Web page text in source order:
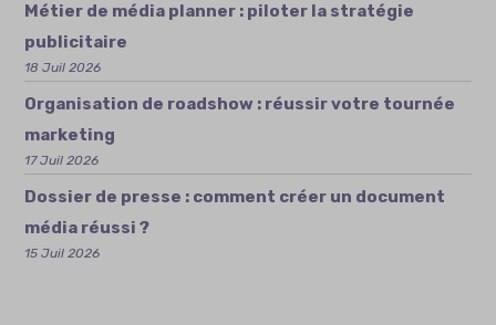
Métier de média planner : piloter la stratégie
publicitaire
18 Juil 2026
Organisation de roadshow : réussir votre tournée
marketing
17 Juil 2026
Dossier de presse : comment créer un document
média réussi ?
15 Juil 2026